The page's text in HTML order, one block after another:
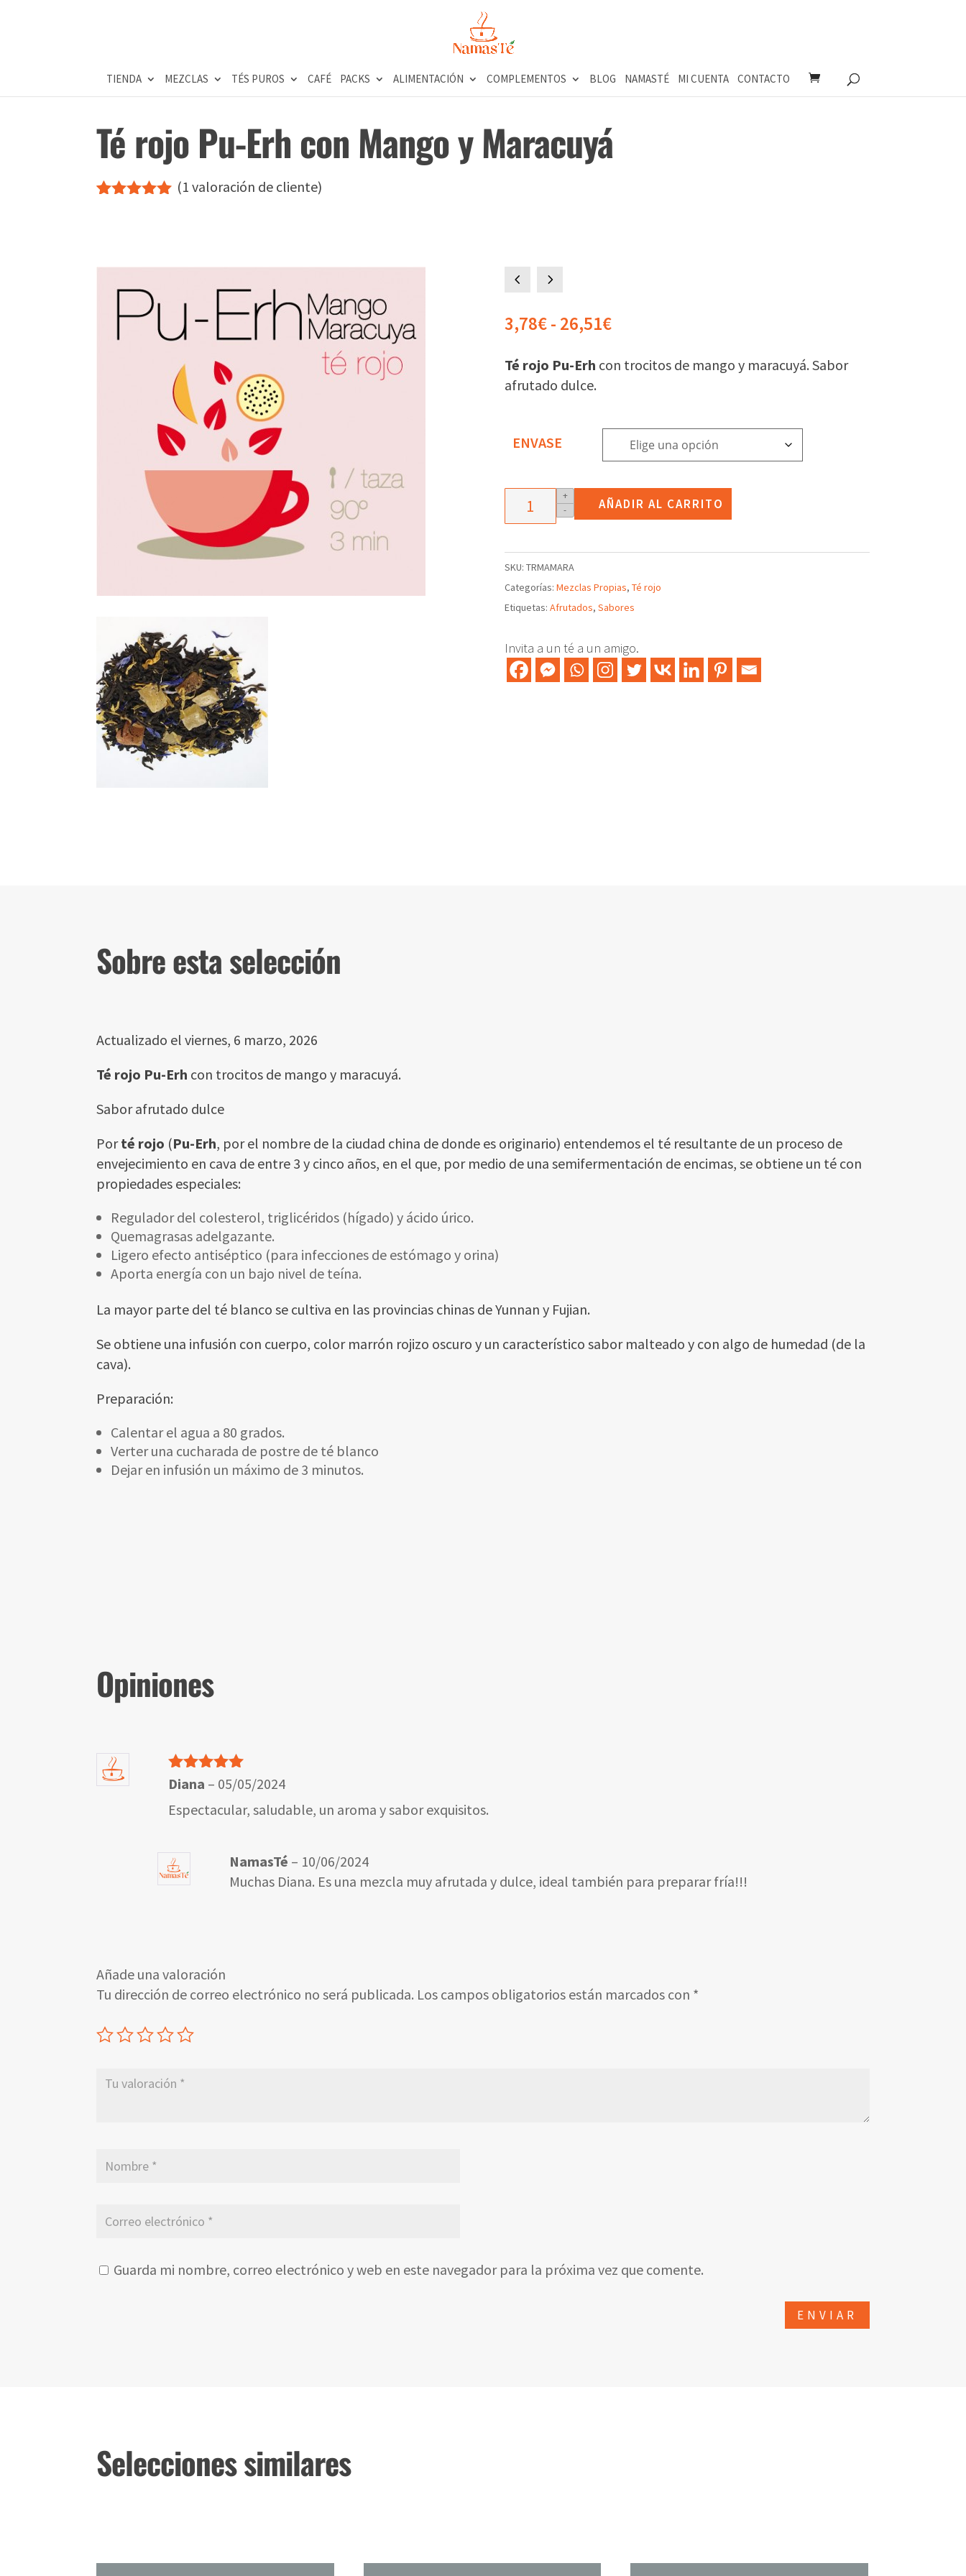
TIENDA MEZCLAS TÉS PUROS CAFÉ PACKS ALIMENTACIÓN COMPLEMENTOS BLOG NAMASTÉ MI CUENTA CONTACTO
Té rojo Pu-Erh con Mango y Maracuyá
de un
(1 valoración de cliente)
4 5
3,78€ - 26,51€Rango
precios:
hasta
26,51€
Té rojo Pu-Erh con trocitos de mango y maracuyá. Sabor
afrutado dulce.
ENVASE
Erh
Mango
cantidad
+
-
AÑADIR AL CARRITO
SKU: TRMAMARA
Categorías: Mezclas Propias, Té rojo
Etiquetas: Afrutados, Sabores
Invita a un té a un amigo.
Sobre esta selección
Actualizado el viernes, 6 marzo, 2026
Té rojo Pu-Erh con trocitos de mango y maracuyá.
Sabor afrutado dulce
Porté rojo (Pu-Erh, por el nombre de la ciudad china de donde es originario) entendemos el té resultante de un proceso de
envejecimiento en cava de entre 3 y cinco años, en el que, por medio de una semifermentación de encimas, se obtiene un té con
propiedades especiales:
Regulador del colesterol, triglicéridos (hígado) y ácido úrico.
Quemagrasas adelgazante.
Ligero efecto antiséptico (para infecciones de estómago y orina)
Aporta energía con un bajo nivel de teína.
La mayor parte del té blanco se cultiva en las provincias chinas de Yunnan y Fujian.
Se obtiene una infusión con cuerpo, color marrón rojizo oscuro y un característico sabor malteado y con algo de humedad (de la
cava).
Preparación:
Calentar el agua a 80 grados.
Verter una cucharada de postre de té blanco
Dejar en infusión un máximo de 3 minutos.
Opiniones
Valorado
de 5
Diana – 05/05/2024
Espectacular, saludable, un aroma y sabor exquisitos.
NamasTé – 10/06/2024
Muchas Diana. Es una mezcla muy afrutada y dulce, ideal también para preparar fría!!!
Añade una valoración
Tu dirección de correo electrónico no será publicada. Los campos obligatorios están marcados con *
Guarda mi nombre, correo electrónico y web en este navegador para la próxima vez que comente.
Selecciones similares